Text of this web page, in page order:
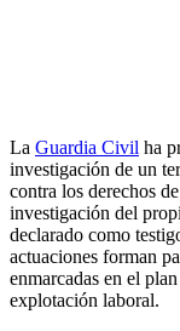
La Guardia Civil ha
investigación de un
contra los derechos
investigación del
declarado como
actuaciones forman
enmarcadas en el
explotación laboral.